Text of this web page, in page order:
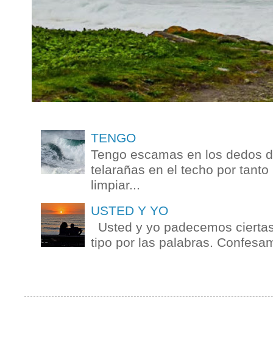
TENGO
Tengo escamas en los dedos
telarañas en el techo por
limpiar...
USTED Y YO
Usted y yo padecemos
tipo por las palabras.